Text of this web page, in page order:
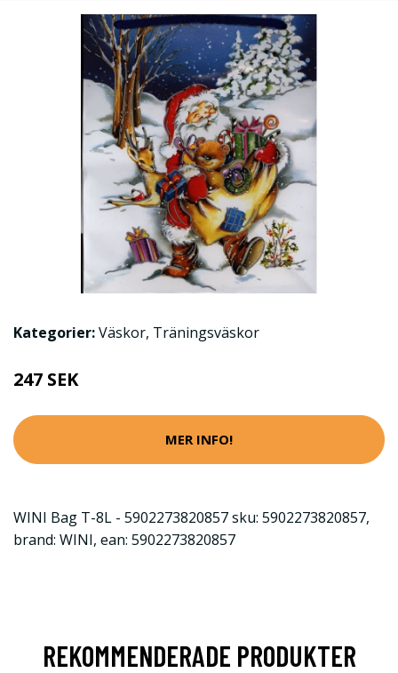
Kategorier:Väskor, Träningsväskor
247 SEK
MER INFO!
WINI Bag T-8L - 5902273820857 sku: 5902273820857,
brand: WINI, ean: 5902273820857
REKOMMENDERADE PRODUKTER